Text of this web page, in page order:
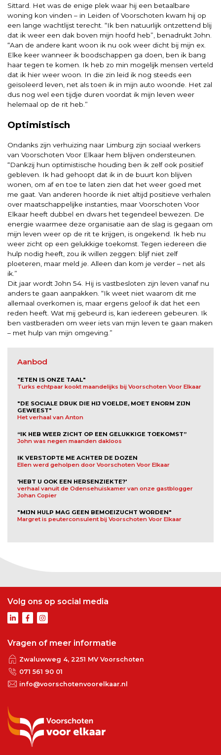
Sittard. Het was de enige plek waar hij een betaalbare
woning kon vinden – in Leiden of Voorschoten kwam hij op
een lange wachtlijst terecht. “Ik ben natuurlijk ontzettend blij
dat ik weer een dak boven mijn hoofd heb”, benadrukt John.
“Aan de andere kant woon ik nu ook weer dicht bij mijn ex.
Elke keer wanneer ik boodschappen ga doen, ben ik bang
haar tegen te komen. Ik heb zo min mogelijk mensen verteld
dat ik hier weer woon. In die zin leid ik nog steeds een
geïsoleerd leven, net als toen ik in mijn auto woonde. Het zal
dus nog wel een tijdje duren voordat ik mijn leven weer
helemaal op de rit heb.”
Optimistisch
Ondanks zijn verhuizing naar Limburg zijn sociaal werkers
van Voorschoten Voor Elkaar hem blijven ondersteunen.
“Dankzij hun optimistische houding ben ik zelf ook positief
gebleven. Ik had gehoopt dat ik in de buurt kon blijven
wonen, om af en toe te laten zien dat het weer goed met
me gaat. Van anderen hoorde ik niet altijd positieve verhalen
over maatschappelijke instanties, maar Voorschoten Voor
Elkaar heeft dubbel en dwars het tegendeel bewezen. De
energie waarmee deze organisatie aan de slag is gegaan om
mijn leven weer op de rit te krijgen, is ongekend. Ik heb nu
weer zicht op een gelukkige toekomst. Tegen iedereen die
hulp nodig heeft, zou ik willen zeggen: blijf niet zelf
ploeteren, maar meld je. Alleen dan kom je verder – net als
ik.”
Dit jaar wordt John 54. Hij is vastbesloten zijn leven vanaf nu
anders te gaan aanpakken. “Ik weet niet waarom dit me
allemaal overkomen is, maar ergens geloof ik dat het een
reden heeft. Wat mij gebeurd is, kan iedereen gebeuren. Ik
ben vastberaden om weer iets van mijn leven te gaan maken
– met hulp van mijn omgeving.”
Aanbod
"ETEN IS ONZE TAAL"
Turks echtpaar kookt maandelijks bij Voorschoten Voor Elkaar
"DE SOCIALE DRUK DIE HIJ VOELDE, MOET ENORM ZIJN
GEWEEST"
Het verhaal van Anton
“IK HEB WEER ZICHT OP EEN GELUKKIGE TOEKOMST”
John was negen maanden dakloos
IK VERSTOPTE ME ACHTER DE DOZEN
Ellen werd geholpen door Voorschoten Voor Elkaar
'HEBT U OOK EEN HERSENZIEKTE?'
verhaal vanuit de Odensehuiskamer van onze gastblogger
Johan Copier
"MIJN HULP MAG GEEN BEMOEIZUCHT WORDEN"
Margret is peuterconsulent bij Voorschoten Voor Elkaar
Volg ons op social media
Vragen of meer informatie
Zwaluwweg 4, 2251 MV Voorschoten
071 561 90 01
info@voorschotenvoorelkaar.nl